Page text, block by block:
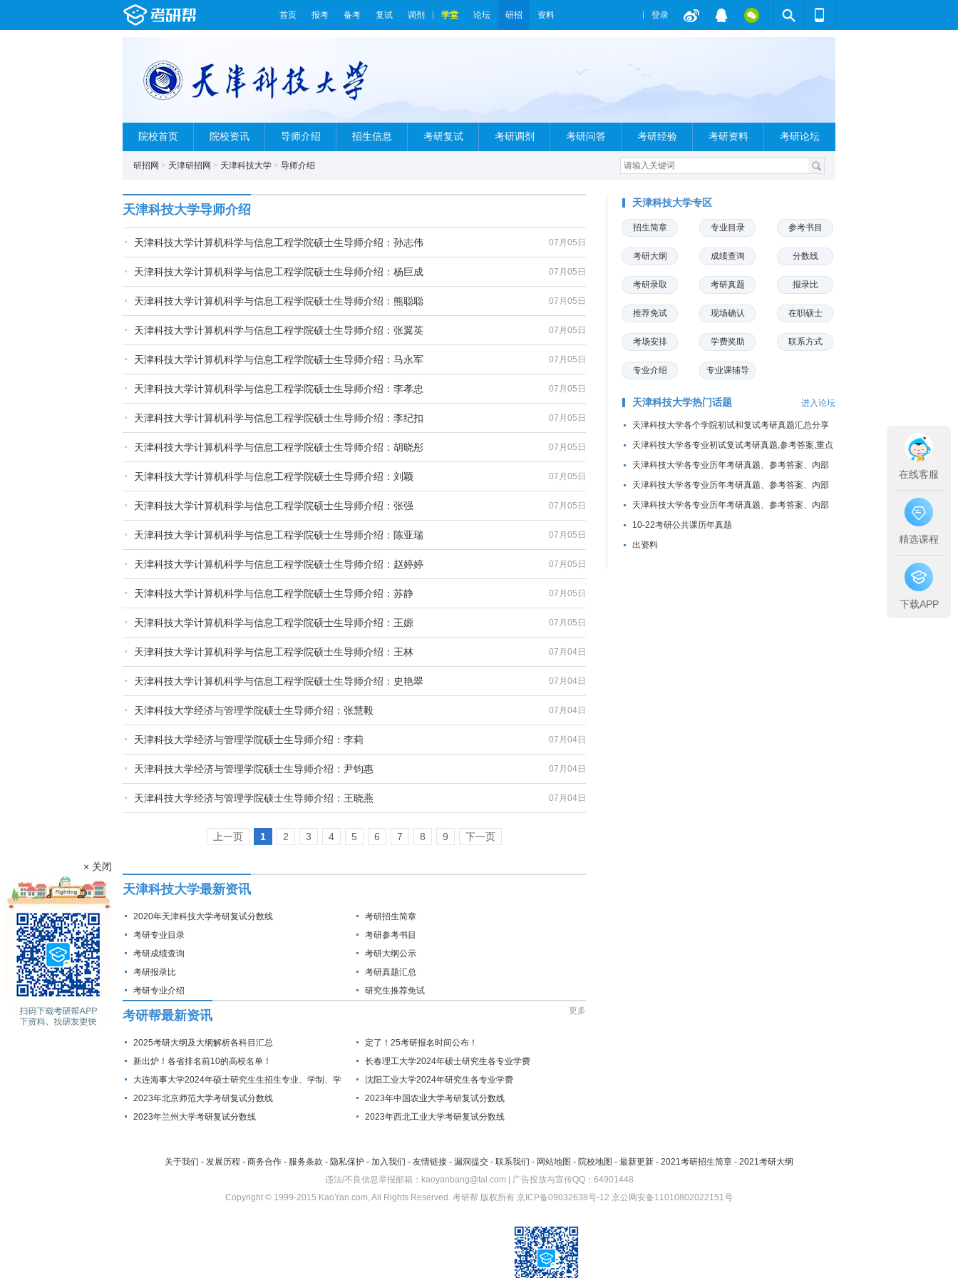
首页 报考 备考 复试 调剂 学堂 论坛 研招 资料 登录
院校首页 院校资讯 导师介绍 招生信息 考研复试 考研调剂 考研问答 考研经验 考研资料 考研论坛
研招网 > 天津研招网 > 天津科技大学 > 导师介绍
天津科技大学导师介绍
07月05日
天津科技大学计算机科学与信息工程学院硕士生导师介绍：孙志伟
07月05日
天津科技大学计算机科学与信息工程学院硕士生导师介绍：杨巨成
07月05日
天津科技大学计算机科学与信息工程学院硕士生导师介绍：熊聪聪
07月05日
天津科技大学计算机科学与信息工程学院硕士生导师介绍：张翼英
07月05日
天津科技大学计算机科学与信息工程学院硕士生导师介绍：马永军
07月05日
天津科技大学计算机科学与信息工程学院硕士生导师介绍：李孝忠
07月05日
天津科技大学计算机科学与信息工程学院硕士生导师介绍：李纪扣
07月05日
天津科技大学计算机科学与信息工程学院硕士生导师介绍：胡晓彤
07月05日
天津科技大学计算机科学与信息工程学院硕士生导师介绍：刘颖
07月05日
天津科技大学计算机科学与信息工程学院硕士生导师介绍：张强
07月05日
天津科技大学计算机科学与信息工程学院硕士生导师介绍：陈亚瑞
07月05日
天津科技大学计算机科学与信息工程学院硕士生导师介绍：赵婷婷
07月05日
天津科技大学计算机科学与信息工程学院硕士生导师介绍：苏静
07月05日
天津科技大学计算机科学与信息工程学院硕士生导师介绍：王嫄
07月04日
天津科技大学计算机科学与信息工程学院硕士生导师介绍：王林
07月04日
天津科技大学计算机科学与信息工程学院硕士生导师介绍：史艳翠
07月04日
天津科技大学经济与管理学院硕士生导师介绍：张慧毅
07月04日
天津科技大学经济与管理学院硕士生导师介绍：李莉
07月04日
天津科技大学经济与管理学院硕士生导师介绍：尹钧惠
07月04日
天津科技大学经济与管理学院硕士生导师介绍：王晓燕
上一页 1 2 3 4 5 6 7 8 9 下一页
天津科技大学最新资讯
2020年天津科技大学考研复试分数线
考研招生简章
考研专业目录
考研参考书目
考研成绩查询
考研大纲公示
考研报录比
考研真题汇总
考研专业介绍
研究生推荐免试
考研帮最新资讯 更多
2025考研大纲及大纲解析各科目汇总
定了！25考研报名时间公布！
新出炉！各省排名前10的高校名单！
长春理工大学2024年硕士研究生各专业学费
大连海事大学2024年硕士研究生生招生专业、学制、学
费标准及拟招生人数
沈阳工业大学2024年研究生各专业学费
2023年北京师范大学考研复试分数线
2023年中国农业大学考研复试分数线
2023年兰州大学考研复试分数线
2023年西北工业大学考研复试分数线
天津科技大学专区
招生简章 专业目录 参考书目
考研大纲 成绩查询 分数线
考研录取 考研真题 报录比
推荐免试 现场确认 在职硕士
考场安排 学费奖助 联系方式
专业介绍 专业课辅导
天津科技大学热门话题 进入论坛
天津科技大学各个学院初试和复试考研真题汇总分享
天津科技大学各专业初试复试考研真题,参考答案,重点
范围
天津科技大学各专业历年考研真题、参考答案、内部
笔记
天津科技大学各专业历年考研真题、参考答案、内部
笔记
天津科技大学各专业历年考研真题、参考答案、内部
笔记
10-22考研公共课历年真题
出资料
关于我们 - 发展历程 - 商务合作 - 服务条款 - 隐私保护 - 加入我们 - 友情链接 - 漏洞提交 - 联系我们 - 网站地图 - 院校地图 - 最新更新 - 2021考研招生简章 - 2021考研大纲
违法/不良信息举报邮箱：kaoyanbang@tal.com | 广告投放与宣传QQ：64901448
Copyright © 1999-2015 KaoYan.com, All Rights Reserved. 考研帮 版权所有 京ICP备09032638号-12 京公网安备11010802022151号
× 关闭
在线客服
精选课程
下载APP